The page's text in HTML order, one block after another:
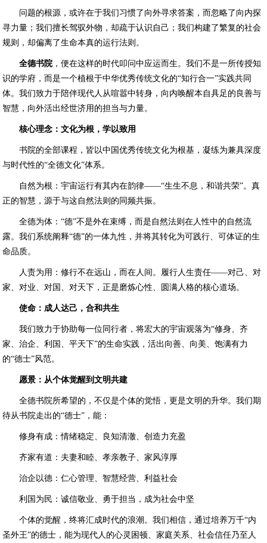
问题的根源，或许在于我们习惯了向外寻求答案，而忽略了向内探
寻力量；我们擅长驾驭外物，却疏于认识自己；我们构建了繁复的社会
规则，却偏离了生命本真的运行法则。
全德书院，便在这样的时代叩问中应运而生。我们不是一所传授知
识的学府，而是一个植根于中华优秀传统文化的“知行合一”实践共同
体。我们致力于陪伴现代人从喧嚣中转身，向内唤醒本自具足的良善与
智慧，向外活出经世济用的担当与力量。
核心理念：文化为根，学以致用
书院的全部课程，皆以中国优秀传统文化为根基，凝练为兼具深度
与时代性的“全德文化”体系。
自然为根：宇宙运行有其内在韵律——“生生不息，和谐共荣”。真
正的智慧，源于与这自然法则的同频共振。
全德为体：“德”不是外在束缚，而是自然法则在人性中的自然流
露。我们系统阐释“德”的一体九性，并将其转化为可践行、可体证的生
命品质。
人责为用：修行不在远山，而在人间。履行人生责任——对己、对
家、对业、对国、对天下，正是磨炼心性、圆满人格的核心道场。
使命：成人达己，合和共生
我们致力于协助每一位同行者，将宏大的宇宙观落为“修身、齐
家、治企、利国、平天下”的生命实践，活出向善、向美、饱满有力
的“德士”风范。
愿景：从个体觉醒到文明共建
全德书院所希望的，不仅是个体的觉悟，更是文明的升华。我们期
待从书院走出的“德士”，能：
修身有成：情绪稳定、良知清澈、创造力充盈
齐家有道：夫妻和睦、孝亲教子、家风淳厚
治企以德：仁心管理、智慧经营、利益社会
利国为民：诚信敬业、勇于担当，成为社会中坚
个体的觉醒，终将汇成时代的浪潮。我们相信，通过培养万千“内
圣外王”的德士，能为现代人的心灵困顿、家庭关系、社会信任乃至人